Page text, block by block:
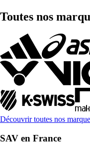
Toutes nos
Découvrir toutes nos
SAV en France